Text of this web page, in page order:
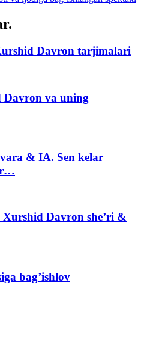
Davron tarjimalari
va uning
& IA. Sen kelar
Davron she’ri &
bag’ishlov